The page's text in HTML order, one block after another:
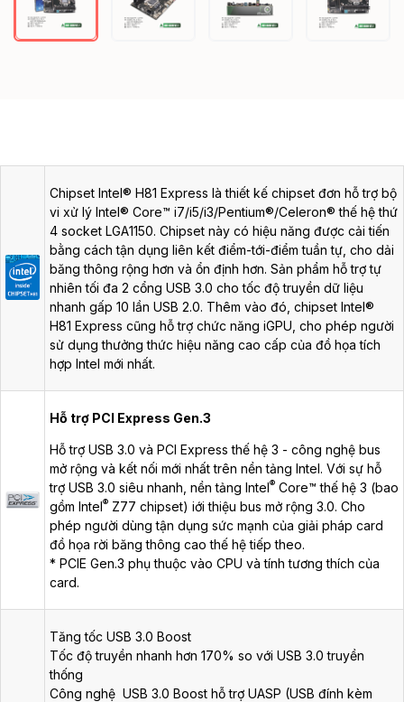
Chipset Intel® H81 Express là thiết kế chipset đơn hỗ trợ bộ
vi xử lý Intel® Core™ i7/i5/i3/Pentium®/Celeron® thế hệ thứ
4 socket LGA1150. Chipset này có hiệu năng được cải tiến
bằng cách tận dụng liên kết điểm-tới-điểm tuần tự, cho dải
băng thông rộng hơn và ổn định hơn. Sản phẩm hỗ trợ tự
nhiên tối đa 2 cổng USB 3.0 cho tốc độ truyền dữ liệu
nhanh gấp 10 lần USB 2.0. Thêm vào đó, chipset Intel®
H81 Express cũng hỗ trợ chức năng iGPU, cho phép người
sử dụng thưởng thức hiệu năng cao cấp của đồ họa tích
hợp Intel mới nhất.
Hỗ trợ PCI Express Gen.3
Hỗ trợ USB 3.0 và PCI Express thế hệ 3 - công nghệ bus
mở rộng và kết nối mới nhất trên nền tảng Intel. Với sự hỗ
trợ USB 3.0 siêu nhanh, nền tảng Intel® Core™ thế hệ 3 (bao
gồm Intel® Z77 chipset) iới thiệu bus mở rộng 3.0. Cho
phép người dùng tận dụng sức mạnh của giải pháp card
đồ họa rời băng thông cao thế hệ tiếp theo.
* PCIE Gen.3 phụ thuộc vào CPU và tính tương thích của
card.
Tăng tốc USB 3.0 Boost
Tốc độ truyền nhanh hơn 170% so với USB 3.0 truyền
thống
Công nghệ USB 3.0 Boost hỗ trợ UASP (USB đính kèm